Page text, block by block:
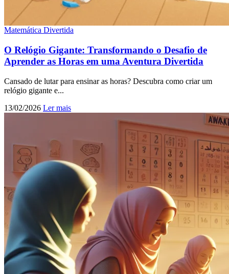
Matemática Divertida
O Relógio Gigante: Transformando o Desafio de
Aprender as Horas em uma Aventura Divertida
Cansado de lutar para ensinar as horas? Descubra como criar um
relógio gigante e...
13/02/2026 Ler mais